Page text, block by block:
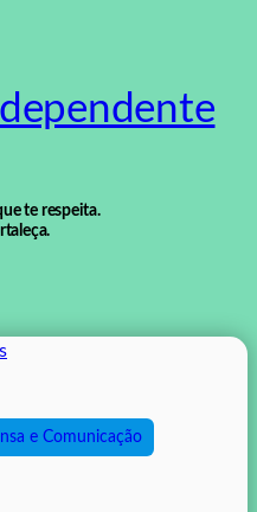
te respeita.
e Comunicação